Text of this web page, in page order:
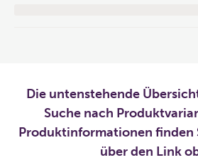
Die untenstehende
Suche nach
Produktinformationen finden
über den Link